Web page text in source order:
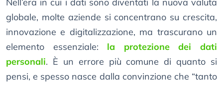
Nell’era in cui i dati sono diventati la nuova valuta
globale, molte aziende si concentrano su crescita,
innovazione e digitalizzazione, ma trascurano un
elemento essenziale: la protezione dei dati
personali. È un errore più comune di quanto si
pensi, e spesso nasce dalla convinzione che “tanto